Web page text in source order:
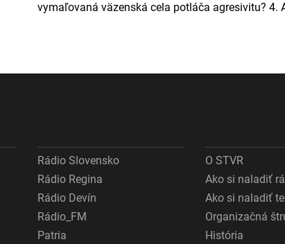
vymaľovaná väzenská cela potláča agresivitu? 4.
Rádio Slovensko
Rádio Regina
Rádio Devín
Rádio_FM
Patria
O STVR
Ako si naladiť
Ako si naladiť
Organizačná
História